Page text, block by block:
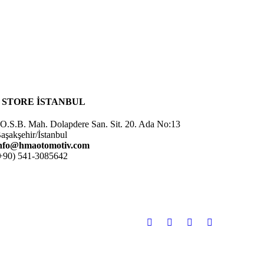
İSTANBUL
Mah. Dolapdere San. Sit. 20. Ada No:13
İstanbul
541-3085642